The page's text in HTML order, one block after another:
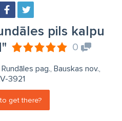
pils kalpu
0
pag., Bauskas nov.,
3921
get there?